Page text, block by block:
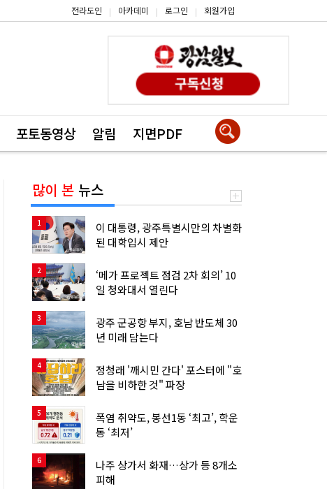
전라도인 | 아카데미 | 로그인 | 회원가입
포토동영상 알림 지면PDF
많이 본 뉴스
1
이 대통령, 광주특별시만의 차별화
된 대학입시 제안
2
‘메가 프로젝트 점검 2차 회의’ 10
일 청와대서 열린다
3
광주 군공항 부지, 호남 반도체 30
년 미래 담는다
4
정청래 '깨시민 간다' 포스터에 "호
남을 비하한 것" 파장
5
폭염 취약도, 봉선1동 ‘최고’, 학운
동 ‘최저’
6
나주 상가서 화재…상가 등 8개소
피해